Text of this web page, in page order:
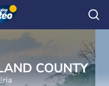
COUNTY